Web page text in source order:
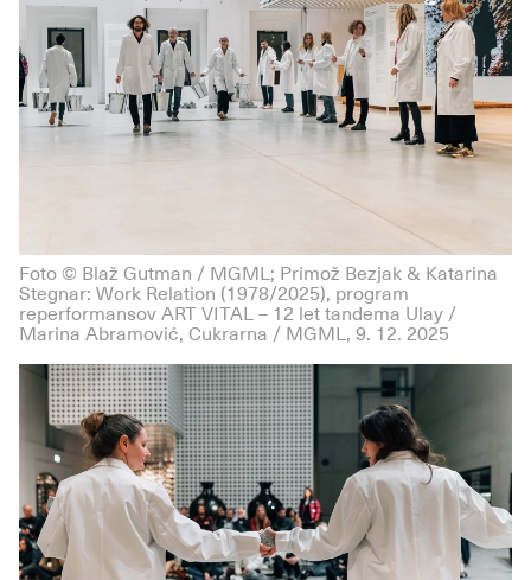
Foto © Blaž Gutman / MGML; Primož Bezjak & Katarina
Stegnar: Work Relation (1978/2025), program
reperformansov ART VITAL – 12 let tandema Ulay /
Marina Abramović, Cukrarna / MGML, 9. 12. 2025